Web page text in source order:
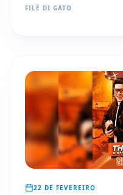
FILÉ DI GATO
22 DE FEVEREIRO